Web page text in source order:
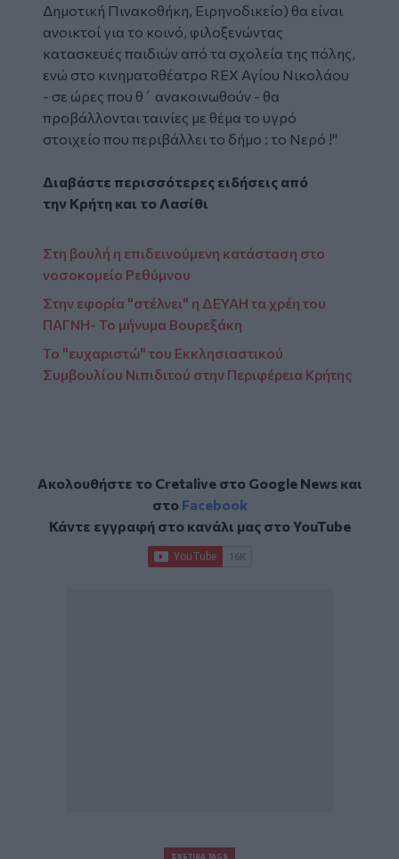
Δημοτική Πινακοθήκη, Ειρηνοδικείο) θα είναι
ανοικτοί για το κοινό, φιλοξενώντας
κατασκευές παιδιών από τα σχολεία της πόλης,
ενώ στο κινηματοθέατρο REX Αγίου Νικολάου
- σε ώρες που θ΄ ανακοινωθούν - θα
προβάλλονται ταινίες με θέμα το υγρό
στοιχείο που περιβάλλει το δήμο : το Νερό !"
Διαβάστε περισσότερες ειδήσεις από
την Κρήτη και το Λασίθι
Στη βουλή η επιδεινούμενη κατάσταση στο
νοσοκομείο Ρεθύμνου
Στην εφορία "στέλνει" η ΔΕΥΑΗ τα χρέη του
ΠΑΓΝΗ- Το μήνυμα Βουρεξάκη
Το "ευχαριστώ" του Εκκλησιαστικού
Συμβουλίου Νιπιδιτού στην Περιφέρεια Κρήτης
Ακολουθήστε το Cretalive στο Google Newsκαι
στο Facebook
Κάντε εγγραφή στο κανάλι μας στοYouTube
ΣΧΕΤΙΚΆ TAGS